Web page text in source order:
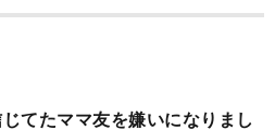
てたママ友を嫌いになりまし